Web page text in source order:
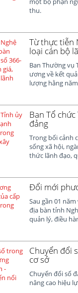
thu.
Từ thực tiễn
loại cán bộ
Ban Thường vụ
ương về kết
lượng hằng
Ban Tổ
đảng
Trong bối cảnh
sống xã hội,
thức lãnh đạo,
Đổi mới
Sau gần 01
địa bàn tỉnh
quản lý, điều
Chuyển đổi
cơ sở
Chuyển đổi số
nâng cao hiệu